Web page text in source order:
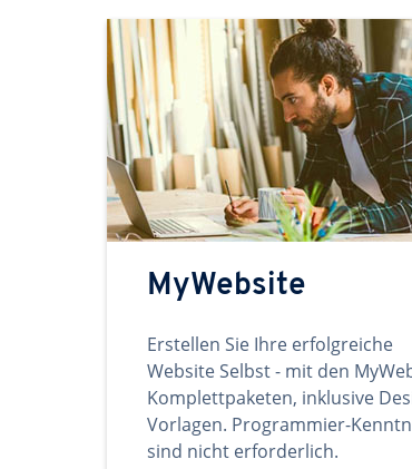
MyWebsite
Erstellen Sie Ihre erfolgreiche
Website Selbst - mit den
Komplettpaketen, inklusive
Vorlagen. Programmier-
sind nicht erforderlich.